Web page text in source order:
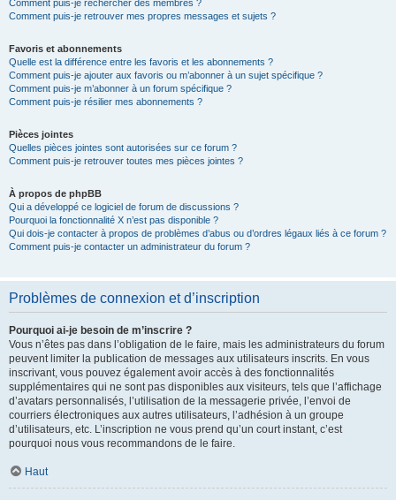
Comment puis-je rechercher des membres ?
Comment puis-je retrouver mes propres messages et sujets ?
Favoris et abonnements
Quelle est la différence entre les favoris et les abonnements ?
Comment puis-je ajouter aux favoris ou m’abonner à un sujet spécifique ?
Comment puis-je m’abonner à un forum spécifique ?
Comment puis-je résilier mes abonnements ?
Pièces jointes
Quelles pièces jointes sont autorisées sur ce forum ?
Comment puis-je retrouver toutes mes pièces jointes ?
À propos de phpBB
Qui a développé ce logiciel de forum de discussions ?
Pourquoi la fonctionnalité X n’est pas disponible ?
Qui dois-je contacter à propos de problèmes d’abus ou d’ordres légaux liés à ce forum ?
Comment puis-je contacter un administrateur du forum ?
Problèmes de connexion et d’inscription
Pourquoi ai-je besoin de m’inscrire ?
Vous n’êtes pas dans l’obligation de le faire, mais les administrateurs du forum
peuvent limiter la publication de messages aux utilisateurs inscrits. En vous
inscrivant, vous pouvez également avoir accès à des fonctionnalités
supplémentaires qui ne sont pas disponibles aux visiteurs, tels que l’affichage
d’avatars personnalisés, l’utilisation de la messagerie privée, l’envoi de
courriers électroniques aux autres utilisateurs, l’adhésion à un groupe
d’utilisateurs, etc. L’inscription ne vous prend qu’un court instant, c’est
pourquoi nous vous recommandons de le faire.
Haut